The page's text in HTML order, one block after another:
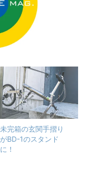
未完箱の玄関手摺り
がBD-1のスタンド
に！